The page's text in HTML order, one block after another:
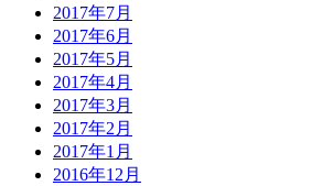
2017年7月
2017年6月
2017年5月
2017年4月
2017年3月
2017年2月
2017年1月
2016年12月